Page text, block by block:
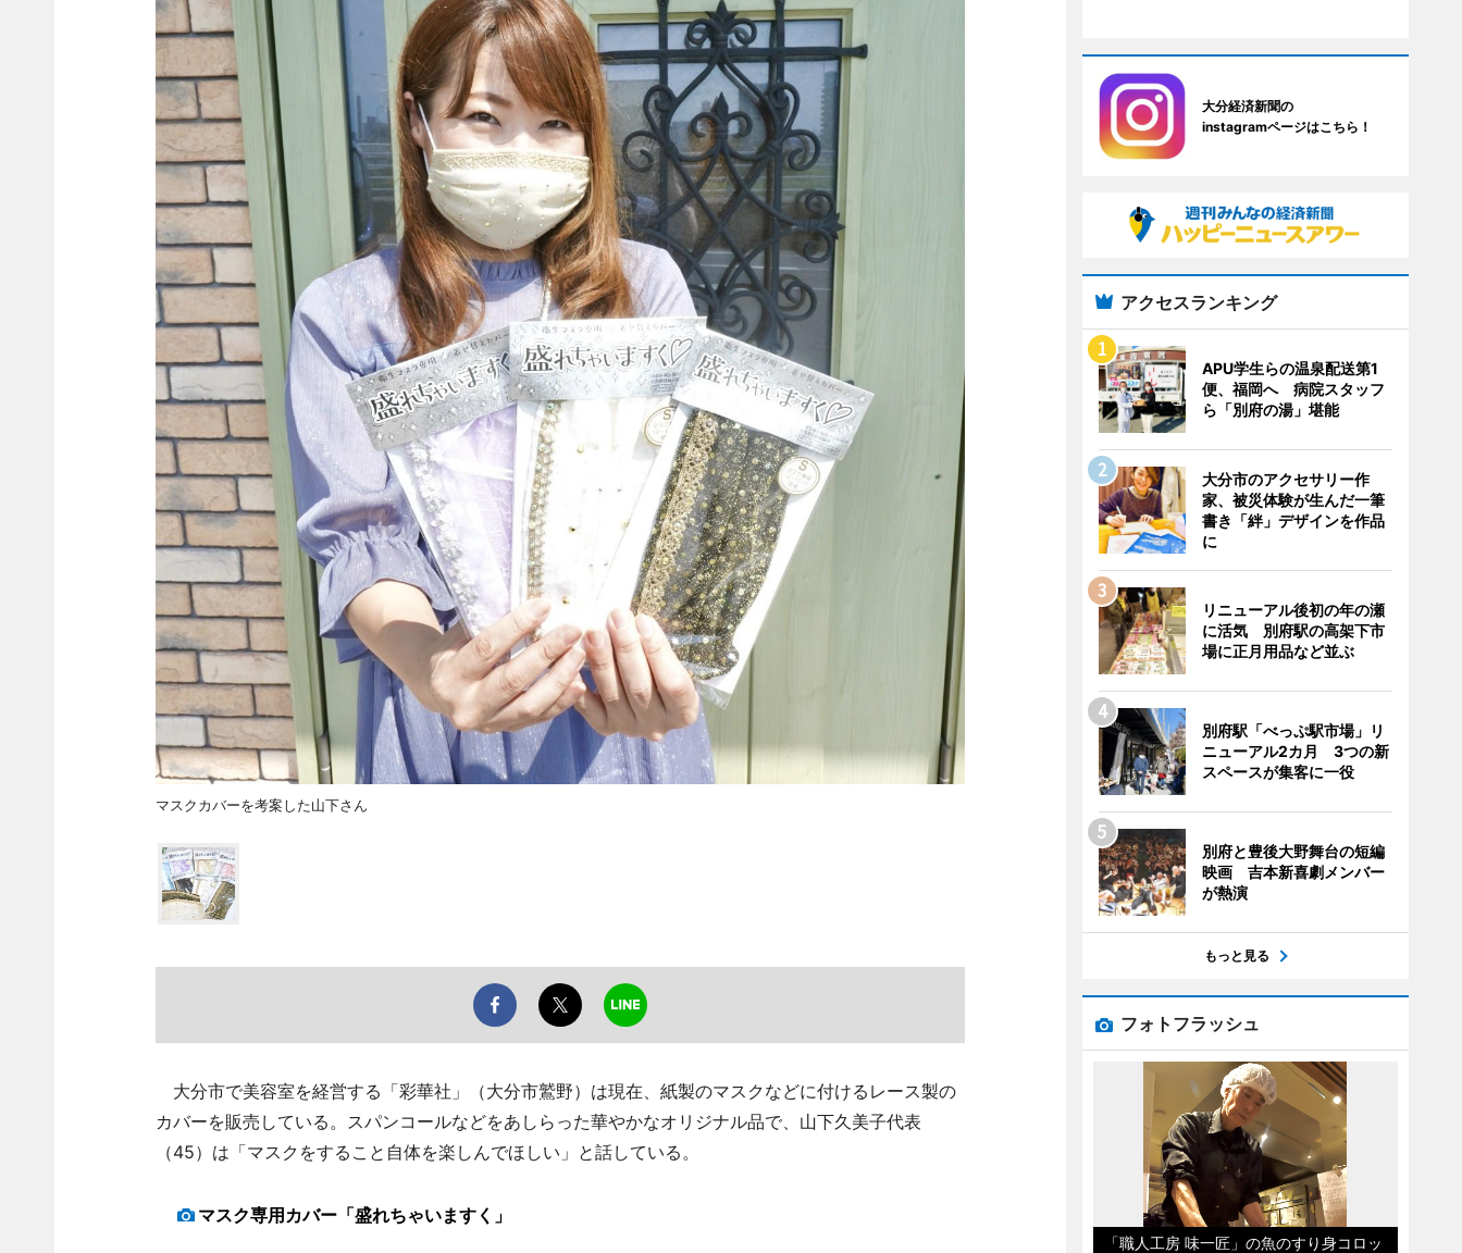
マスクカバーを考案した山下さん
大分市で美容室を経営する「彩華社」（大分市鷲野）は現在、紙製のマスクなどに付けるレース製の
カバーを販売している。スパンコールなどをあしらった華やかなオリジナル品で、山下久美子代表
（45）は「マスクをすること自体を楽しんでほしい」と話している。
マスク専用カバー「盛れちゃいますく」
大分経済新聞の
instagramページはこちら！
アクセスランキング
APU学生らの温泉配送第1
便、福岡へ 病院スタッフ
ら「別府の湯」堪能
大分市のアクセサリー作
家、被災体験が生んだ一筆
書き「絆」デザインを作品
に
リニューアル後初の年の瀬
に活気 別府駅の高架下市
場に正月用品など並ぶ
別府駅「べっぷ駅市場」リ
ニューアル2カ月 3つの新
スペースが集客に一役
別府と豊後大野舞台の短編
映画 吉本新喜劇メンバー
が熱演
もっと見る
フォトフラッシュ
「職人工房 味一匠」の魚のすり身コロッ